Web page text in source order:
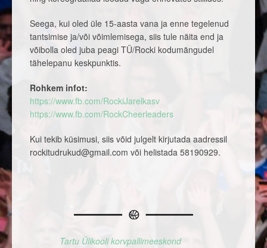
Seega, kui oled üle 15-aasta vana ja enne tegelenud
tantsimise ja/või võimlemisega, siis tule näita end ja
võibolla oled juba peagi TÜ/Rocki kodumängudel
tähelepanu keskpunktis.
Rohkem infot:
https://www.fb.com/RockiJarelkasv
https://www.fb.com/RockCheerleaders
Kui tekib küsimusi, siis võid julgelt kirjutada aadressil
rockitudrukud@gmail.com või helistada 58190929.
Tartu Ülikooli korvpallimeeskond